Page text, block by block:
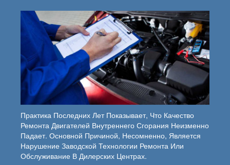
Практика Последних Лет Показывает, Что Качество
Ремонта Двигателей Внутреннего Сгорания Неизменно
Падает. Основной Причиной, Несомненно, Является
Нарушение Заводской Технологии Ремонта Или
Обслуживание В Дилерских Центрах.